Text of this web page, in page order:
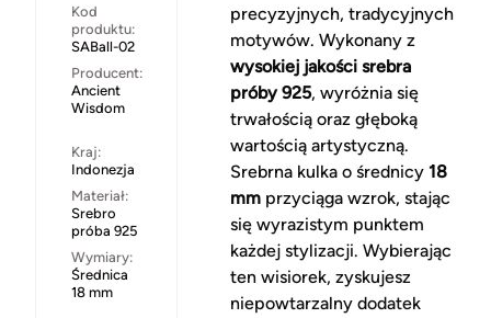
Kod
produktu:
SABall-02
Producent:
Ancient
Wisdom
Kraj:
Indonezja
Materiał:
Srebro
próba 925
Wymiary:
Średnica
18 mm
precyzyjnych, tradycyjnych
motywów. Wykonany z
wysokiej jakości srebra
próby 925, wyróżnia się
trwałością oraz głęboką
wartością artystyczną.
Srebrna kulka o średnicy 18
mmprzyciąga wzrok, stając
się wyrazistym punktem
każdej stylizacji. Wybierając
ten wisiorek, zyskujesz
niepowtarzalny dodatek